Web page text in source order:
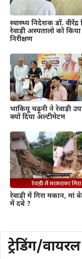
स्वास्थ्य निदेशक डॉ.
रेवाड़ी अस्पतालो को
निरीक्षण
भाकियू चढ़ूनी ने रेवाड़ी
क्यों दिया अल्टीमेटम
रेवाड़ी में गिरा मकान, मां
में दबे ?
ट्रेडिंग/